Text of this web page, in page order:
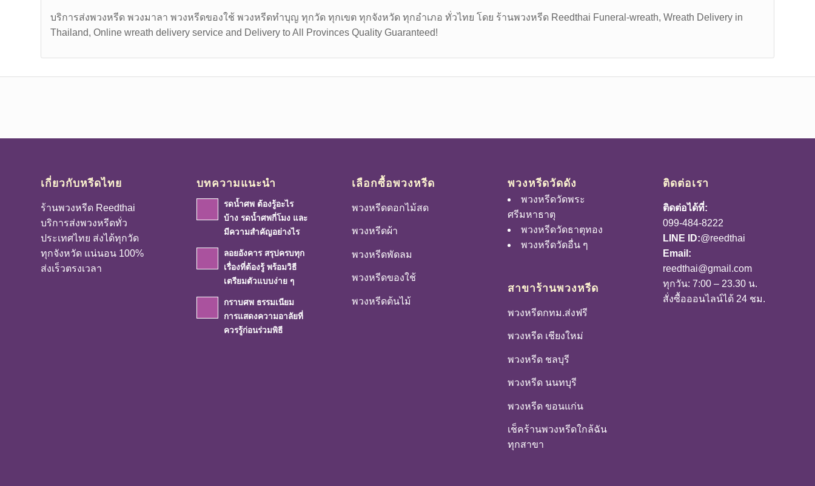
บริการส่งพวงหรีด พวงมาลา พวงหรีดของใช้ พวงหรีดทำบุญ ทุกวัด ทุกเขต ทุกจังหวัด ทุกอำเภอ ทั่วไทย โดย ร้านพวงหรีด Reedthai Funeral-wreath, Wreath Delivery in
Thailand, Online wreath delivery service and Delivery to All Provinces Quality Guaranteed!
เกี่ยวกับหรีดไทย
ร้านพวงหรีด Reedthai
บริการส่งพวงหรีดทั่ว
ประเทศไทย ส่งได้ทุกวัด
ทุกจังหวัด แน่นอน 100%
ส่งเร็วตรงเวลา
บทความแนะนำ
รดน้ำศพ ต้องรู้อะไร
บ้าง รดน้ำศพกี่โมง และ
มีความสำคัญอย่างไร
ลอยอังคาร สรุปครบทุก
เรื่องที่ต้องรู้ พร้อมวิธี
เตรียมตัวแบบง่าย ๆ
กราบศพ ธรรมเนียม
การแสดงความอาลัยที่
ควรรู้ก่อนร่วมพิธี
เลือกซื้อพวงหรีด
พวงหรีดดอกไม้สด
พวงหรีดผ้า
พวงหรีดพัดลม
พวงหรีดของใช้
พวงหรีดต้นไม้
พวงหรีดวัดดัง
พวงหรีดวัดพระ
ศรีมหาธาตุ
พวงหรีดวัดธาตุทอง
พวงหรีดวัดอื่น ๆ
สาขาร้านพวงหรีด
พวงหรีดกทม.ส่งฟรี
พวงหรีด เชียงใหม่
พวงหรีด ชลบุรี
พวงหรีด นนทบุรี
พวงหรีด ขอนแก่น
เช็คร้านพวงหรีดใกล้ฉัน
ทุกสาขา
ติดต่อเรา
ติดต่อได้ที่:
099-484-8222
LINE ID:@reedthai
Email:
reedthai@gmail.com
ทุกวัน: 7:00 – 23.30 น.
สั่งซื้อออนไลน์ได้ 24 ชม.